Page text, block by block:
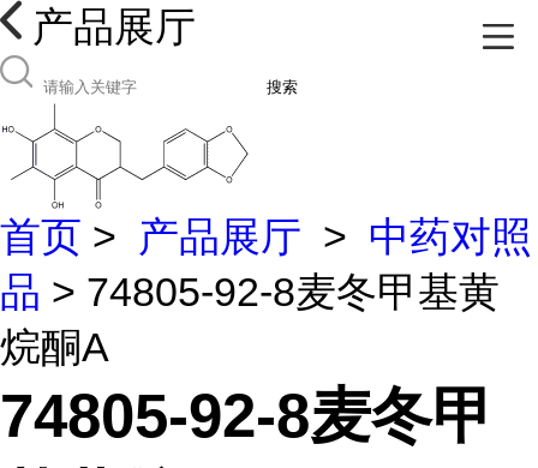
产品展厅
搜索
首页 > 产品展厅 > 中药对照
品 > 74805-92-8麦冬甲基黄
烷酮A
74805-92-8麦冬甲